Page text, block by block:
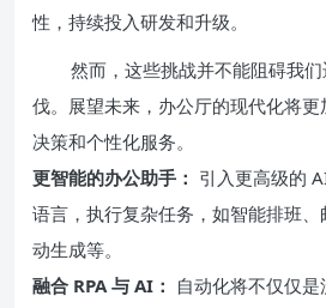
性，持续投入研发和升级。
然而，这些挑战并不能阻碍我
伐。展望未来，办公厅的现代化将
决策和个性化服务。
更智能的办公助手： 引入更高级的
语言，执行复杂任务，如智能排班
动生成等。
融合 RPA 与 AI： 自动化将不仅仅